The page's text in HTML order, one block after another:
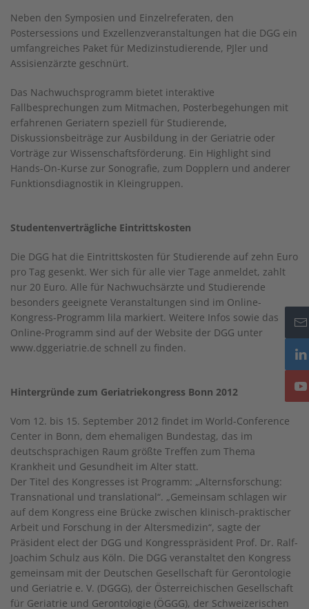
Neben den Symposien und Einzelreferaten, den
Postersessions und Exzellenzveranstaltungen hat die DGG ein
umfangreiches Paket für Medizinstudierende, PJler und
Assisienzärzte geschnürt.
Das Nachwuchsprogramm bietet interaktive
Fallbesprechungen zum Mitmachen, Posterbegehungen mit
erfahrenen Geriatern speziell für Studierende,
Diskussionsbeiträge zur Ausbildung in der Geriatrie oder
Vorträge zur Wissenschaftsförderung. Ein Highlight sind
Hands-On-Kurse zur Sonografie, zum Dopplern und anderer
Funktionsdiagnostik in Kleingruppen.
Studentenverträgliche Eintrittskosten
Die DGG hat die Eintrittskosten für Studierende auf zehn Euro
pro Tag gesenkt. Wer sich für alle vier Tage anmeldet, zahlt
nur 20 Euro. Alle für Nachwuchsärzte und Studierende
besonders geeignete Veranstaltungen sind im Online-
Kongress-Programm lila markiert. Weitere Infos sowie das
Online-Programm sind auf der Website der DGG unter
www.dggeriatrie.de schnell zu finden.
Hintergründe zum Geriatriekongress Bonn 2012
Vom 12. bis 15. September 2012 findet im World-Conference
Center in Bonn, dem ehemaligen Bundestag, das im
deutschsprachigen Raum größte Treffen zum Thema
Krankheit und Gesundheit im Alter statt.
Der Titel des Kongresses ist Programm: „Alternsforschung:
Transnational und translational“. „Gemeinsam schlagen wir
auf dem Kongress eine Brücke zwischen klinisch-praktischer
Arbeit und Forschung in der Altersmedizin“, sagte der
Präsident elect der DGG und Kongresspräsident Prof. Dr. Ralf-
Joachim Schulz aus Köln. Die DGG veranstaltet den Kongress
gemeinsam mit der Deutschen Gesellschaft für Gerontologie
und Geriatrie e. V. (DGGG), der Österreichischen Gesellschaft
für Geriatrie und Gerontologie (ÖGGG), der Schweizerischen